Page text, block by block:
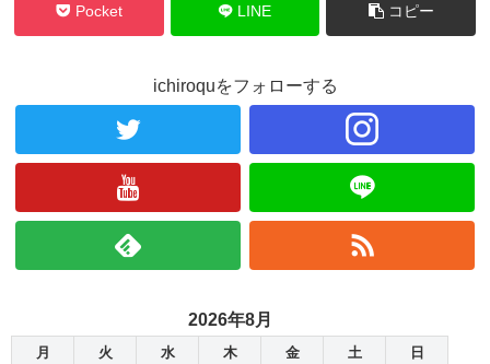
Pocket LINE コピー
ichiroquをフォローする
2026年8月
月 火 水 木 金 土
日